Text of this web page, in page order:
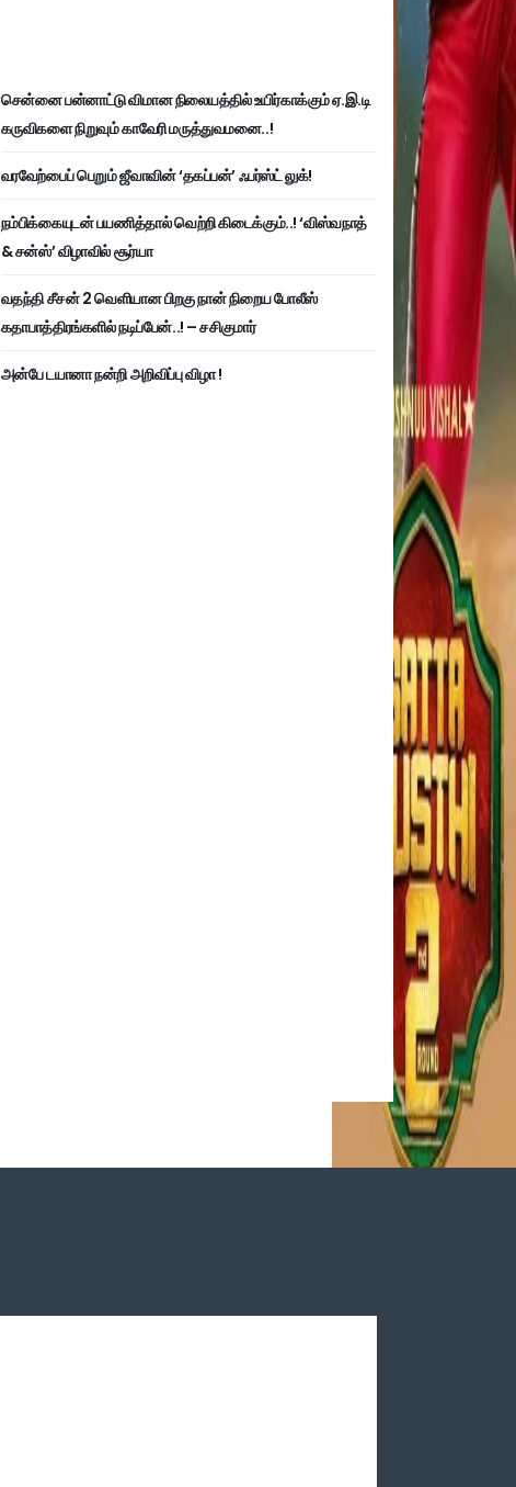
சென்னை பன்னாட்டு விமான நிலையத்தில் உயிர்காக்கும் ஏ.இ.டி
கருவிகளை நிறுவும் காவேரி மருத்துவமனை..!
வரவேற்பைப் பெறும் ஜீவாவின் ‘தகப்பன்’ ஃபர்ஸ்ட் லுக்!
நம்பிக்கையுடன் பயணித்தால் வெற்றி கிடைக்கும்..! ‘விஸ்வநாத்
& சன்ஸ்’ விழாவில் சூர்யா
வதந்தி சீசன் 2 வெளியான பிறகு நான் நிறைய போலீஸ்
கதாபாத்திரங்களில் நடிப்பேன்..! – சசிகுமார்
அன்பே டயானா நன்றி அறிவிப்பு விழா !